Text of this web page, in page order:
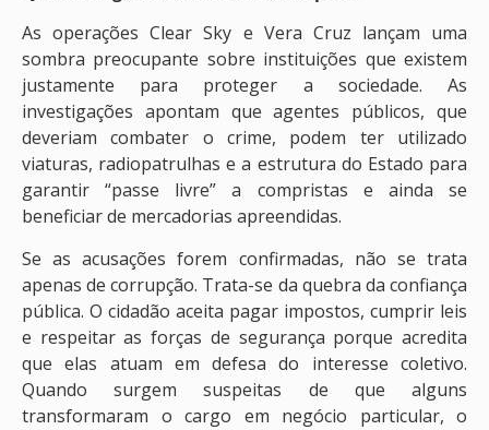
As operações Clear Sky e Vera Cruz lançam uma
sombra preocupante sobre instituições que existem
justamente para proteger a sociedade. As
investigações apontam que agentes públicos, que
deveriam combater o crime, podem ter utilizado
viaturas, radiopatrulhas e a estrutura do Estado para
garantir “passe livre” a compristas e ainda se
beneficiar de mercadorias apreendidas.
Se as acusações forem confirmadas, não se trata
apenas de corrupção. Trata-se da quebra da confiança
pública. O cidadão aceita pagar impostos, cumprir leis
e respeitar as forças de segurança porque acredita
que elas atuam em defesa do interesse coletivo.
Quando surgem suspeitas de que alguns
transformaram o cargo em negócio particular, o